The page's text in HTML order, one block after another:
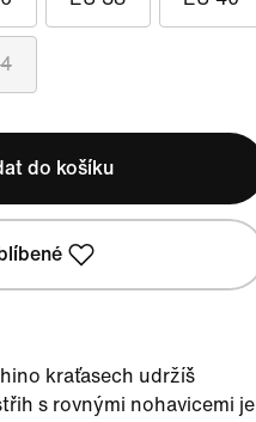
do košíku
kraťasech udržíš
s rovnými nohavicemi je